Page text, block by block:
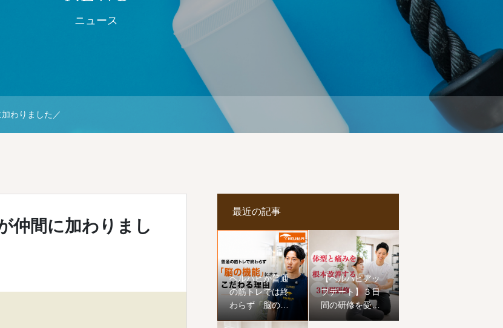
ニュース
わりました／
仲間に加わりまし
最近の記事
ヘルハピが普通
の筋トレでは終
わらず「脳の機
能」にまでこだ
【ヘルハピアッ
プデート】３日
間の研修を受け
てきました。